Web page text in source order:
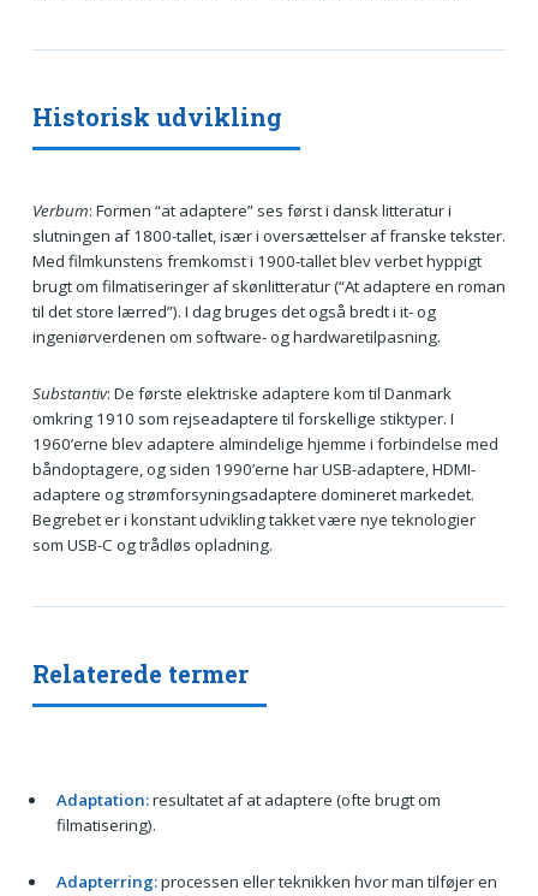
Historisk udvikling
Verbum: Formen “at adaptere” ses først i dansk litteratur i
slutningen af 1800-tallet, især i oversættelser af franske tekster.
Med filmkunstens fremkomst i 1900-tallet blev verbet hyppigt
brugt om filmatiseringer af skønlitteratur (“At adaptere en roman
til det store lærred”). I dag bruges det også bredt i it- og
ingeniørverdenen om software- og hardware­tilpasning.
Substantiv: De første elektriske adaptere kom til Danmark
omkring 1910 som rejseadaptere til forskellige stiktyper. I
1960’erne blev adaptere almindelige hjemme i forbindelse med
båndoptagere, og siden 1990’erne har USB-adaptere, HDMI-
adaptere og strømforsynings­adaptere domineret markedet.
Begrebet er i konstant udvikling takket være nye teknologier
som USB-C og trådløs opladning.
Relaterede termer
Adaptation:resultatet af at adaptere (ofte brugt om
filmatisering).
Adapterring:processen eller teknikken hvor man tilføjer en